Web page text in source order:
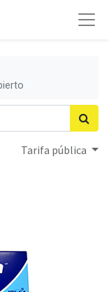
Tarifa pública